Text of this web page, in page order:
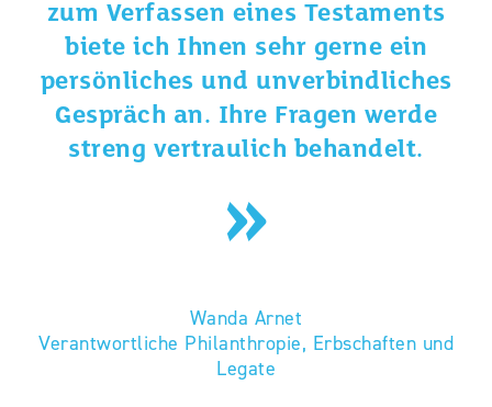
zum Verfassen eines Testaments
biete ich Ihnen sehr gerne ein
persönliches und unverbindliches
Gespräch an. Ihre Fragen werde
streng vertraulich behandelt.
​Wanda Arnet
Verantwortliche Philanthropie, Erbschaften und
Legate